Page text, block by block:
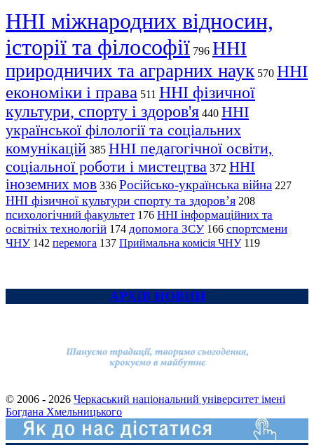
ННІ міжнародних відносин,
історії та філософії 796 ННІ
природничих та аграрних наук 570 ННІ
економіки і права 511 ННІ фізичної
культури, спорту і здоров'я 440 ННІ
української філології та соціальних
комунікацій 385 ННІ педагогічної освіти,
соціальної роботи і мистецтва 372 ННІ
іноземних мов 336 Російсько-українська війна 227
ННІ фізичної культури спорту та здоров’я 208
психологічний факультет 176 ННІ інформаційних та
освітніх технологій 174 допомога ЗСУ 166 спортсмени
ЧНУ 142 перемога 137 Приймальна комісія ЧНУ 119
АРХІВ НОВИН
© 2006 - 2026 Черкаський національний університет імені
Богдана Хмельницького